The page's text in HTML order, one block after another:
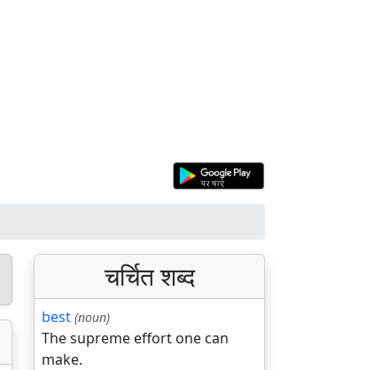
चर्चित शब्द
best (noun)
The supreme effort one can
make.